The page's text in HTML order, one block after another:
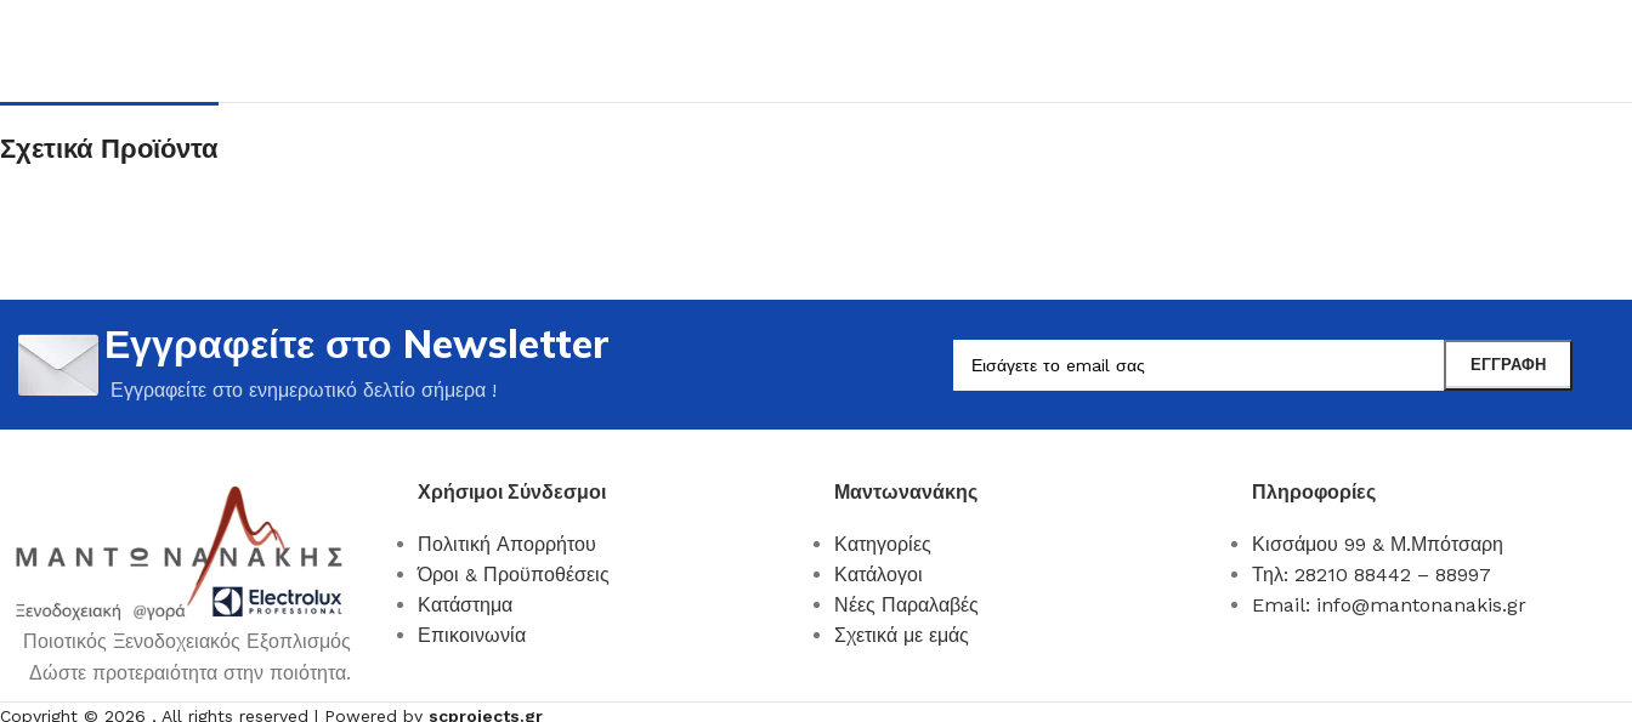
Ποτήρια Βοηθητικά Σκεύη
Επιτραπέζια Είδη
Ότι χρειάζεστε εδώ !
Σχετικά Προϊόντα
Εγγραφείτε στο Newsletter
Εγγραφείτε στο ενημερωτικό δελτίο σήμερα !
Ποιοτικός Ξενοδοχειακός Εξοπλισμός
Δώστε προτεραιότητα στην ποιότητα.
Χρήσιμοι Σύνδεσμοι
Πολιτική Απορρήτου
Όροι & Προϋποθέσεις
Κατάστημα
Επικοινωνία
Μαντωνανάκης
Κατηγορίες
Κατάλογοι
Νέες Παραλαβές
Σχετικά με εμάς
Πληροφορίες
Κισσάμου 99 & Μ.Μπότσαρη
Τηλ: 28210 88442 – 88997
Email: info@mantonanakis.gr
Copyright © 2026 , All rights reserved | Powered by scprojects.gr